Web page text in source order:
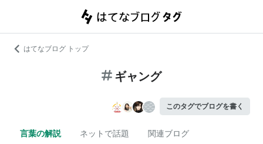
はてなブログ トップ
ギャング
このタグでブログを書く
言葉の解説 ネットで話題 関連ブログ